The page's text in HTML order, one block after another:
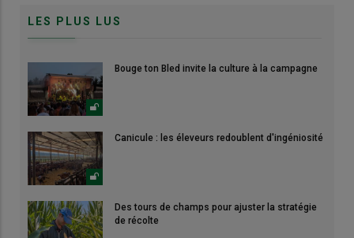
LES PLUS LUS
Bouge ton Bled invite la culture à la campagne
Canicule : les éleveurs redoublent d'ingéniosité
Des tours de champs pour ajuster la stratégie
de récolte